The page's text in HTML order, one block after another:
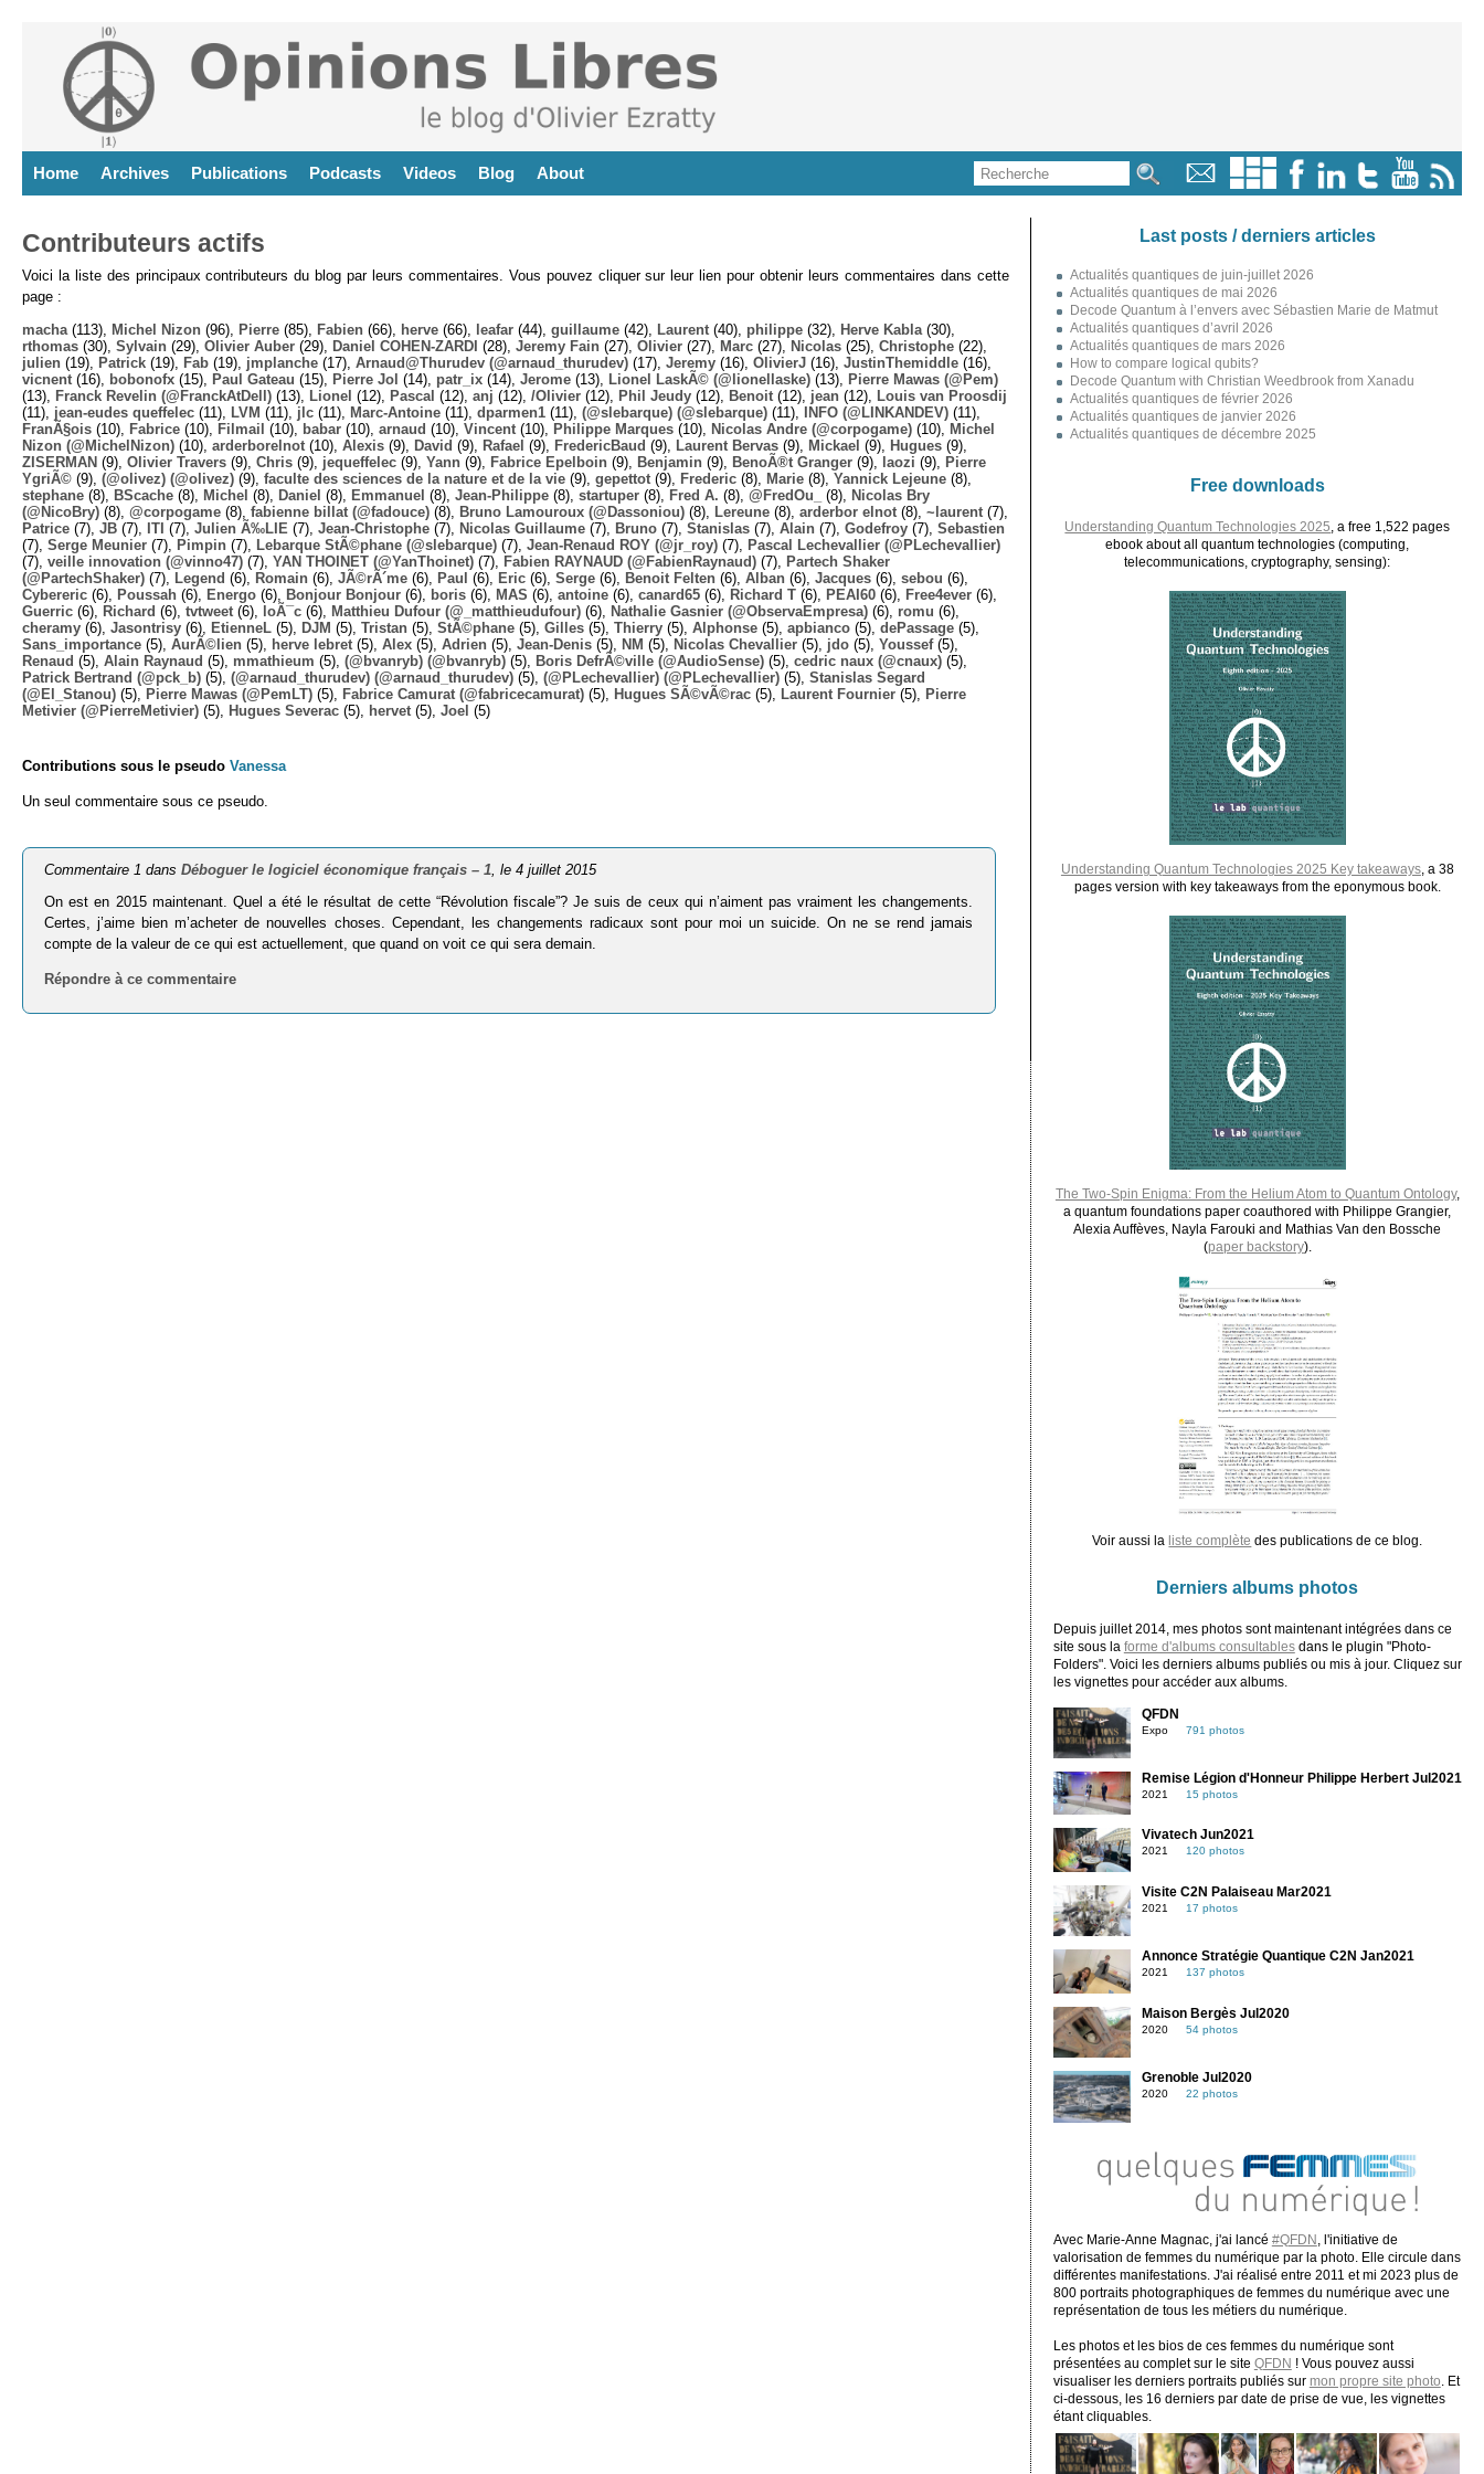
Home Archives Publications Podcasts Videos Blog About
Contributeurs actifs
Voici la liste des principaux contributeurs du blog par leurs commentaires. Vous pouvez cliquer sur leur lien pour obtenir leurs commentaires dans cette
page :
macha (113), Michel Nizon (96), Pierre (85), Fabien (66), herve (66), leafar (44), guillaume (42), Laurent (40), philippe (32), Herve Kabla (30),
rthomas (30), Sylvain (29), Olivier Auber (29), Daniel COHEN-ZARDI (28), Jeremy Fain (27), Olivier (27), Marc (27), Nicolas (25), Christophe (22),
julien (19), Patrick (19), Fab (19), jmplanche (17), Arnaud@Thurudev (@arnaud_thurudev) (17), Jeremy (16), OlivierJ (16), JustinThemiddle (16),
vicnent (16), bobonofx (15), Paul Gateau (15), Pierre Jol (14), patr_ix (14), Jerome (13), Lionel LaskÃ© (@lionellaske) (13),
Pierre Mawas (@Pem)
(13),
Franck Revelin (@FranckAtDell) (13), Lionel (12), Pascal (12), anj (12), /Olivier (12), Phil Jeudy (12), Benoit (12), jean (12),
Louis van Proosdij
(11), jean-eudes queffelec (11), LVM (11), jlc (11), Marc-Antoine (11), dparmen1 (11), (@slebarque) (@slebarque) (11), INFO (@LINKANDEV) (11),
FranÃ§ois (10), Fabrice (10), Filmail (10), babar (10), arnaud (10), Vincent (10), Philippe Marques (10), Nicolas Andre (@corpogame) (10),
Michel
Nizon (@MichelNizon) (10), arderborelnot (10), Alexis (9), David (9), Rafael (9), FredericBaud (9), Laurent Bervas (9), Mickael (9), Hugues (9),
ZISERMAN (9), Olivier Travers (9), Chris (9), jequeffelec (9), Yann (9), Fabrice Epelboin (9), Benjamin (9), BenoÃ®t Granger (9), laozi (9),
Pierre
YgriÃ© (9), (@olivez) (@olivez) (9), faculte des sciences de la nature et de la vie (9), gepettot (9), Frederic (8), Marie (8), Yannick Lejeune (8),
stephane (8), BScache (8), Michel (8), Daniel (8), Emmanuel (8), Jean-Philippe (8), startuper (8), Fred A. (8), @FredOu_ (8),
Nicolas Bry
(@NicoBry) (8), @corpogame (8), fabienne billat (@fadouce) (8), Bruno Lamouroux (@Dassoniou) (8), Lereune (8), arderbor elnot (8), ~laurent (7),
Patrice (7), JB (7), ITI (7), Julien Ã‰LIE (7), Jean-Christophe (7), Nicolas Guillaume (7), Bruno (7), Stanislas (7), Alain (7), Godefroy (7), Sebastien
(7), Serge Meunier (7), Pimpin (7), Lebarque StÃ©phane (@slebarque) (7), Jean-Renaud ROY (@jr_roy) (7),
Pascal Lechevallier (@PLechevallier)
(7), veille innovation (@vinno47) (7), YAN THOINET (@YanThoinet) (7), Fabien RAYNAUD (@FabienRaynaud) (7),
Partech Shaker
(@PartechShaker) (7), Legend (6), Romain (6), JÃ©rÃ´me (6), Paul (6), Eric (6), Serge (6), Benoit Felten (6), Alban (6), Jacques (6), sebou (6),
Cybereric (6), Poussah (6), Energo (6), Bonjour Bonjour (6), boris (6), MAS (6), antoine (6), canard65 (6), Richard T (6), PEAI60 (6), Free4ever (6),
Guerric (6), Richard (6), tvtweet (6), loÃ¯c (6), Matthieu Dufour (@_matthieudufour) (6), Nathalie Gasnier (@ObservaEmpresa) (6), romu (6),
cheramy (6), Jasontrisy (6), EtienneL (5), DJM (5), Tristan (5), StÃ©phane (5), Gilles (5), Thierry (5), Alphonse (5), apbianco (5), dePassage (5),
Sans_importance (5), AurÃ©lien (5), herve lebret (5), Alex (5), Adrien (5), Jean-Denis (5), NM (5), Nicolas Chevallier (5), jdo (5), Youssef(5),
Renaud (5), Alain Raynaud (5), mmathieum (5), (@bvanryb) (@bvanryb) (5), Boris DefrÃ©ville (@AudioSense) (5), cedric naux (@cnaux) (5),
Patrick Bertrand (@pck_b) (5), (@arnaud_thurudev) (@arnaud_thurudev) (5), (@PLechevallier) (@PLechevallier) (5), Stanislas Segard
(@El_Stanou) (5), Pierre Mawas (@PemLT) (5), Fabrice Camurat (@fabricecamurat) (5), Hugues SÃ©vÃ©rac (5), Laurent Fournier (5),
Pierre
Metivier (@PierreMetivier) (5), Hugues Severac (5), hervet (5), Joel (5)
Contributions sous le pseudo Vanessa
Un seul commentaire sous ce pseudo.
Commentaire 1 dansDéboguer le logiciel économique français – 1 , le 4 juillet 2015
On est en 2015 maintenant. Quel a été le résultat de cette “Révolution fiscale”? Je suis de ceux qui n’aiment pas vraiment les changements.
Certes, j’aime bien m’acheter de nouvelles choses. Cependant, les changements radicaux sont pour moi un suicide. On ne se rend jamais
compte de la valeur de ce qui est actuellement, que quand on voit ce qui sera demain.
Répondre à ce commentaire
Last posts / derniers articles
Actualités quantiques de juin-juillet 2026
Actualités quantiques de mai 2026
Decode Quantum à l’envers avec Sébastien Marie de Matmut
Actualités quantiques d’avril 2026
Actualités quantiques de mars 2026
How to compare logical qubits?
Decode Quantum with Christian Weedbrook from Xanadu
Actualités quantiques de février 2026
Actualités quantiques de janvier 2026
Actualités quantiques de décembre 2025
Free downloads
Understanding Quantum Technologies 2025 , a free 1,522 pages
ebook about all quantum technologies (computing,
telecommunications, cryptography, sensing):
Understanding Quantum Technologies 2025 Key takeaways, a 38
pages version with key takeaways from the eponymous book.
The Two-Spin Enigma: From the Helium Atom to Quantum Ontology,
a quantum foundations paper coauthored with Philippe Grangier,
Alexia Auffèves, Nayla Farouki and Mathias Van den Bossche
(paper backstory).
Voir aussi la liste complète des publications de ce blog.
Derniers albums photos
Depuis juillet 2014, mes photos sont maintenant intégrées dans ce
site sous la forme d'albums consultablesdans le plugin "Photo-
Folders". Voici les derniers albums publiés ou mis à jour. Cliquez sur
les vignettes pour accéder aux albums.
QFDN
Expo 791 photos
Remise Légion d'Honneur Philippe Herbert Jul2021
2021 15 photos
Vivatech Jun2021
2021 120 photos
Visite C2N Palaiseau Mar2021
2021 17 photos
Annonce Stratégie Quantique C2N Jan2021
2021 137 photos
Maison Bergès Jul2020
2020 54 photos
Grenoble Jul2020
2020 22 photos
Avec Marie-Anne Magnac, j'ai lancé #QFDN
, l'initiative de
valorisation de femmes du numérique par la photo. Elle circule dans
différentes manifestations. J'ai réalisé entre 2011 et mi 2023 plus de
800 portraits photographiques de femmes du numérique avec une
représentation de tous les métiers du numérique.
Les photos et les bios de ces femmes du numérique sont
présentées au complet sur le site QFDN ! Vous pouvez aussi
visualiser les derniers portraits publiés sur mon propre site photo . Et
ci-dessous, les 16 derniers par date de prise de vue, les vignettes
étant cliquables.